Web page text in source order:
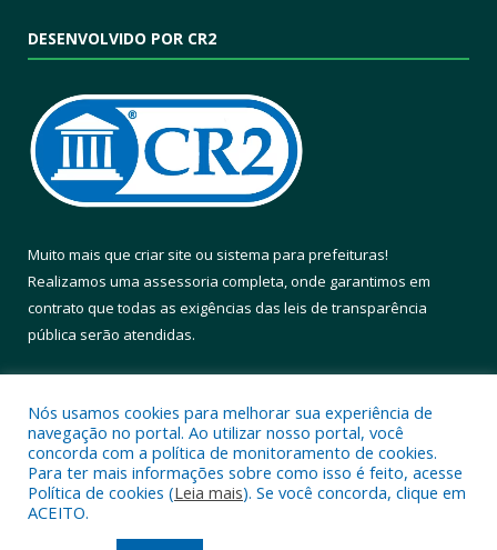
DESENVOLVIDO POR CR2
Muito mais que criar site ou sistema para prefeituras!
Realizamos uma assessoria completa, onde garantimos em
contrato que todas as exigências das leis de transparência
pública serão atendidas.
Todos os direitos reservados a Prefeitura Municipal de Altamira.
Nós usamos cookies para melhorar sua experiência de
navegação no portal. Ao utilizar nosso portal, você
concorda com a política de monitoramento de cookies.
Para ter mais informações sobre como isso é feito, acesse
Política de cookies (Leia mais). Se você concorda, clique em
ACEITO.